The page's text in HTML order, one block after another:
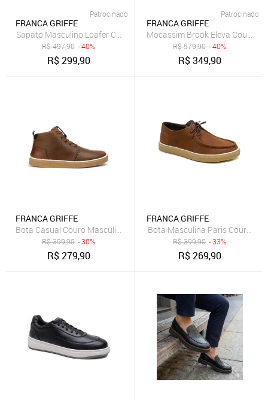
Patrocinado
FRANCA GRIFFE
Sapato Masculino Loafer Capri Couro Genuíno Solado Reforçado
R$497,90 - 40%
R$299,90
Patrocinado
FRANCA GRIFFE
Mocassim Brook Eleva Couro
R$579,90 - 40%
R$349,90
FRANCA GRIFFE
Bota Casual Couro Masculina Solado Natural Borracha
R$399,90 - 30%
R$279,90
FRANCA GRIFFE
Bota Masculina Paris Couro
R$399,90 - 33%
R$269,90